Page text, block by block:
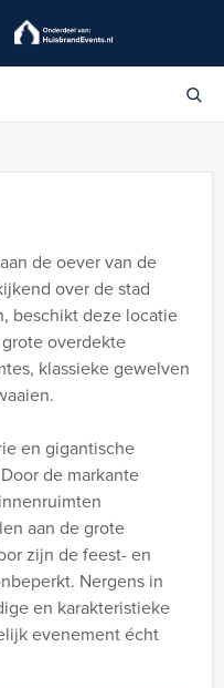
de oever van de
over de stad
beschikt deze locatie
overdekte
klassieke gewelven
en gigantische
de markante
aan de grote
zijn de feest- en
Nergens in
en karakteristieke
evenement écht